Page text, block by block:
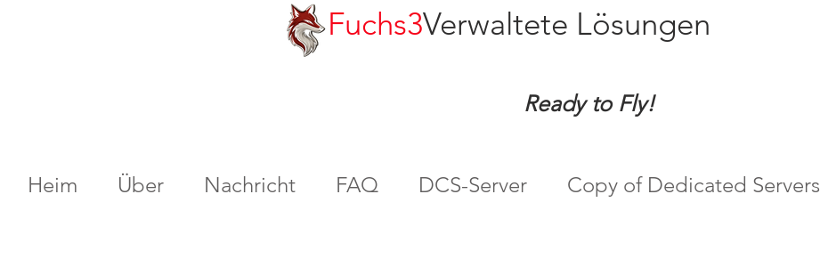
Fuchs3Verwaltete Lösungen
Ready to Fly!
Heim Über Nachricht FAQ DCS-Server Copy of Dedicated Servers